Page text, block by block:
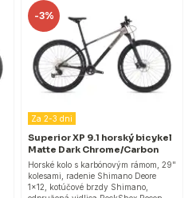
-3%
Za 2-3 dni
Superior XP 9.1 horský bicykel
Matte Dark Chrome/Carbon
Horské kolo s karbónovým rámom, 29"
kolesami, radenie Shimano Deore
1x12, kotúčové brzdy Shimano,